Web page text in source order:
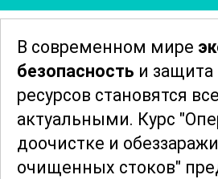
В современном мире
безопасность и
ресурсов становятся
актуальными. Курс
доочистке и
очищенных стоков"